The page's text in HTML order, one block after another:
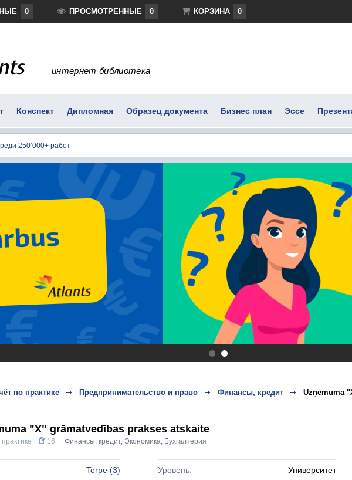
0 ПРОСМОТРЕННЫЕ 0 КОРЗИНА 0
интернет библиотека
Конспект Дипломная Образец документа Бизнес план Эссе
.
по практике Предпринимательство и право Финансы, кредит Uzņēmuma
"X" grāmatvedības prakses atskaite
16 Финансы, кредит, Экономика, Бухгалтерия
Terpe (3) Уровень: Университет